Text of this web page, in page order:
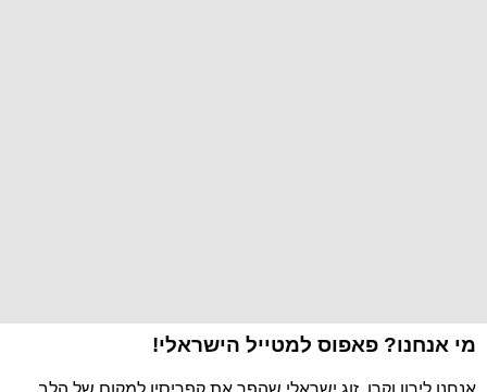
מי אנחנו? פאפוס למטייל הישראלי!